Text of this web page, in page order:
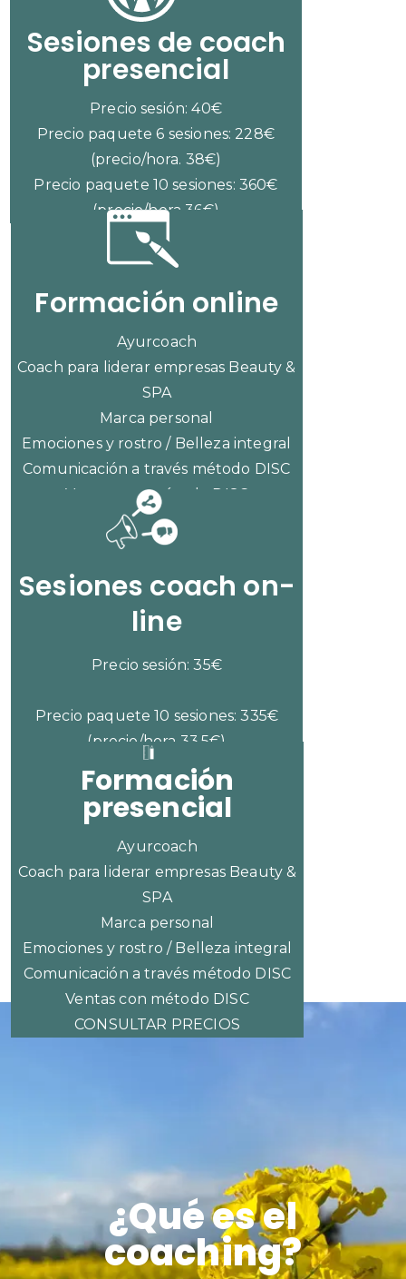
Sesiones de coach
presencial
Precio sesión: 40€
Precio paquete 6 sesiones: 228€
(precio/hora. 38€)
Precio paquete 10 sesiones: 360€
(precio/hora 36€)
Formación online
Ayurcoach
Coach para liderar empresas Beauty &
SPA
Marca personal
Emociones y rostro / Belleza integral
Comunicación a través método DISC
Ventas con método DISC
CONSULTAR PRECIOS
Sesiones coach on-
line
Precio sesión: 35€
Precio paquete 10 sesiones: 335€
(precio/hora 33,5€)
Formación
presencial
Ayurcoach
Coach para liderar empresas Beauty &
SPA
Marca personal
Emociones y rostro / Belleza integral
Comunicación a través método DISC
Ventas con método DISC
CONSULTAR PRECIOS
¿Qué es el
coaching?